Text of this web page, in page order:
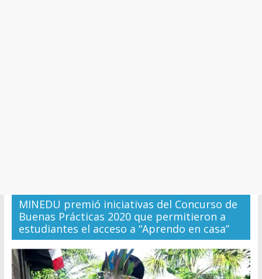
MINEDU premió iniciativas del Concurso de
Buenas Prácticas 2020 que permitieron a
estudiantes el acceso a “Aprendo en casa”